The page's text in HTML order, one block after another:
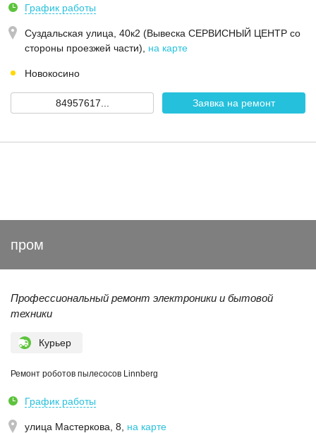
График работы
Суздальская улица, 40к2 (Вывеска СЕРВИСНЫЙ ЦЕНТР со
стороны проезжей части)
на карте
Новокосино
84957617... Заявка на ремонт
пром
Профессиональный ремонт электроники и бытовой
техники
Курьер
Ремонт роботов пылесосов Linnberg
График работы
улица Мастеркова, 8 на карте